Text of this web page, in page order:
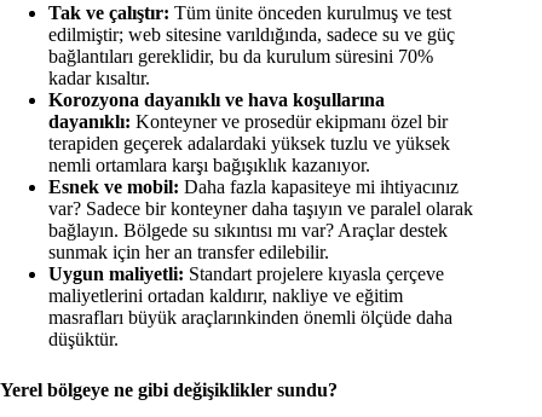
Tak ve çalıştır: Tüm ünite önceden kurulmuş ve test
edilmiştir; web sitesine varıldığında, sadece su ve güç
bağlantıları gereklidir, bu da kurulum süresini 70%
kadar kısaltır.
Korozyona dayanıklı ve hava koşullarına
dayanıklı: Konteyner ve prosedür ekipmanı özel bir
terapiden geçerek adalardaki yüksek tuzlu ve yüksek
nemli ortamlara karşı bağışıklık kazanıyor.
Esnek ve mobil: Daha fazla kapasiteye mi ihtiyacınız
var? Sadece bir konteyner daha taşıyın ve paralel olarak
bağlayın. Bölgede su sıkıntısı mı var? Araçlar destek
sunmak için her an transfer edilebilir.
Uygun maliyetli: Standart projelere kıyasla çerçeve
maliyetlerini ortadan kaldırır, nakliye ve eğitim
masrafları büyük araçlarınkinden önemli ölçüde daha
düşüktür.
Yerel bölgeye ne gibi değişiklikler sundu?